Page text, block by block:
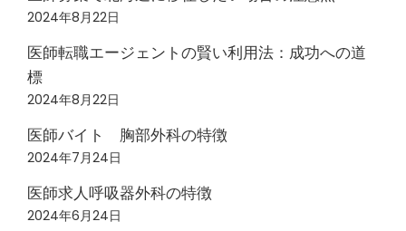
2024年8月22日
医師転職エージェントの賢い利用法：成功への道
標
2024年8月22日
医師バイト 胸部外科の特徴
2024年7月24日
医師求人呼吸器外科の特徴
2024年6月24日